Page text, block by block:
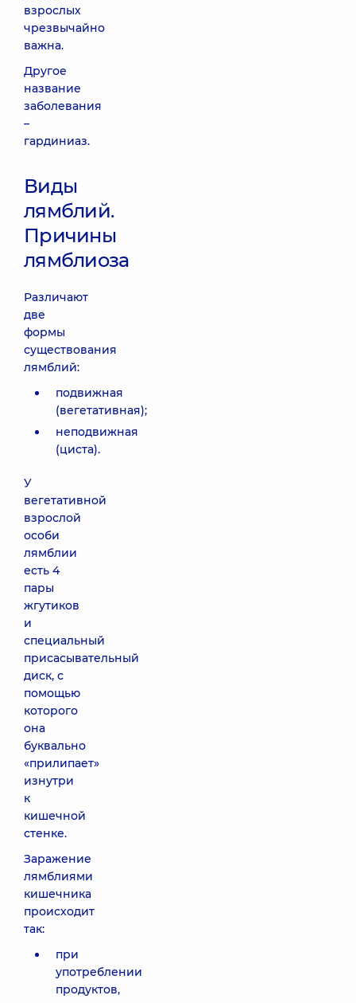
взрослых
чрезвычайно
важна.
Другое
название
заболевания
–
гардиниаз.
Виды
лямблий.
Причины
лямблиоза
Различают
две
формы
существования
лямблий:
подвижная
(вегетативная);
неподвижная
(циста).
У
вегетативной
взрослой
особи
лямблии
есть 4
пары
жгутиков
и
специальный
присасывательный
диск, с
помощью
которого
она
буквально
«прилипает»
изнутри
к
кишечной
стенке.
Заражение
лямблиями
кишечника
происходит
так:
при
употреблении
продуктов,